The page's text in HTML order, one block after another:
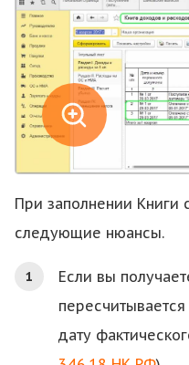
При заполнении Книги
следующие нюансы.
Если вы
дату